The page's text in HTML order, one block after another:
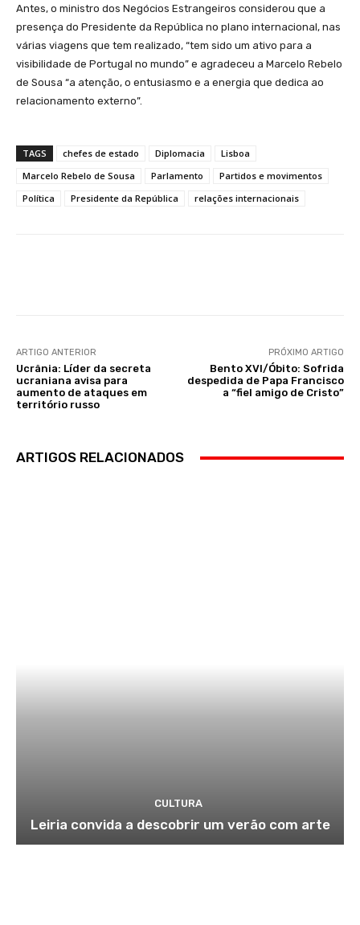
Antes, o ministro dos Negócios Estrangeiros considerou que a
presença do Presidente da República no plano internacional, nas
várias viagens que tem realizado, “tem sido um ativo para a
visibilidade de Portugal no mundo” e agradeceu a Marcelo Rebelo
de Sousa “a atenção, o entusiasmo e a energia que dedica ao
relacionamento externo”.
TAGS chefes de estado Diplomacia
Lisboa
Marcelo Rebelo de Sousa
Parlamento
Partidos e movimentos
Política
Presidente da República relações internacionais
ARTIGO ANTERIOR
Ucrânia: Líder da secreta
ucraniana avisa para
aumento de ataques em
território russo
PRÓXIMO ARTIGO
Bento XVI/Óbito: Sofrida
despedida de Papa Francisco
a “fiel amigo de Cristo”
ARTIGOS RELACIONADOS
CULTURA
Leiria convida a descobrir um verão com arte